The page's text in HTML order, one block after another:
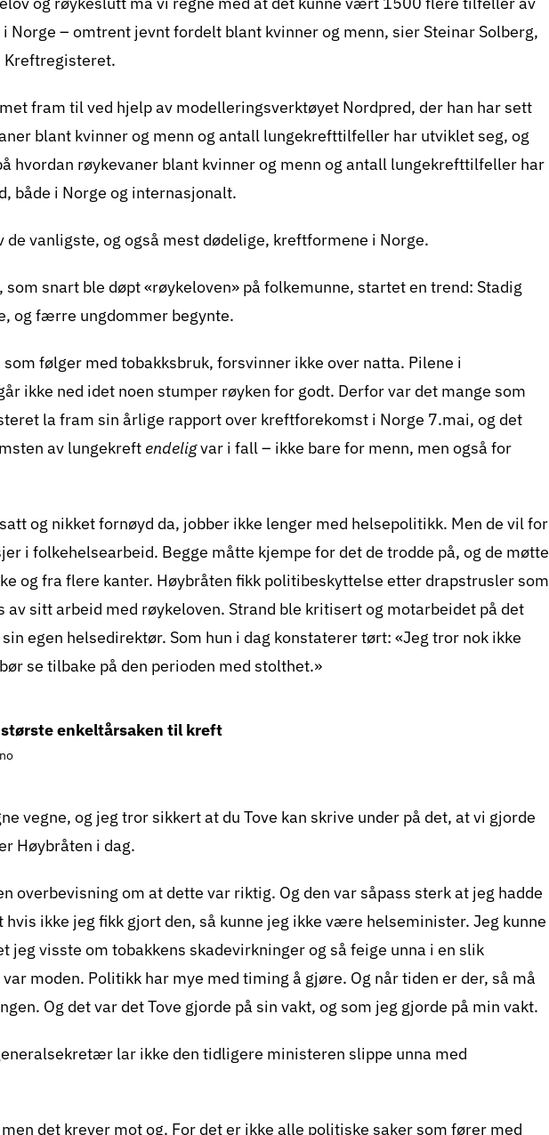
og tobakksskader, slik at vi når målet om en tobakksfri
Norge – omtrent jevnt fordelt blant kvinner og menn, sier Steinar Solberg,
Kreftregisteret.
fram til ved hjelp av modelleringsverktøyet Nordpred, der han har sett
blant kvinner og menn og antall lungekrefttilfeller har utviklet seg, og
hvordan røykevaner blant kvinner og menn og antall lungekrefttilfeller har
både i Norge og internasjonalt.
de vanligste, og også mest dødelige, kreftformene i Norge.
som snart ble døpt «røykeloven» på folkemunne, startet en trend: Stadig
og færre ungdommer begynte.
som følger med tobakksbruk, forsvinner ikke over natta. Pilene i
ikke ned idet noen stumper røyken for godt. Derfor var det mange som
la fram sin årlige rapport over kreftforekomst i Norge 7.mai, og det
av lungekreftendeligvar i fall – ikke bare for menn, men også for
og nikket fornøyd da, jobber ikke lenger med helsepolitikk. Men de vil for
i folkehelsearbeid. Begge måtte kjempe for det de trodde på, og de møtte
og fra flere kanter. Høybråten fikk politibeskyttelse etter drapstrusler som
av sitt arbeid med røykeloven. Strand ble kritisert og motarbeidet på det
egen helsedirektør. Som hun i dag konstaterer tørt: «Jeg tror nok ikke
se tilbake på den perioden med stolthet.»
enkeltårsaken til kreft
vegne, og jeg tror sikkert at du Tove kan skrive under på det, at vi gjorde
Høybråten i dag.
overbevisning om at dette var riktig. Og den var såpass sterk at jeg hadde
hvis ikke jeg fikk gjort den, så kunne jeg ikke være helseminister. Jeg kunne
jeg visste om tobakkens skadevirkninger og så feige unna i en slik
moden. Politikk har mye med timing å gjøre. Og når tiden er der, så må
Og det var det Tove gjorde på sin vakt, og som jeg gjorde på min vakt.
lar ikke den tidligere ministeren slippe unna med
det krever mot og. For det er ikke alle politiske saker som fører med